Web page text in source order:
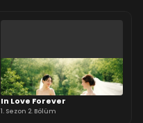
In Love Forever
1. Sezon 2. Bölüm